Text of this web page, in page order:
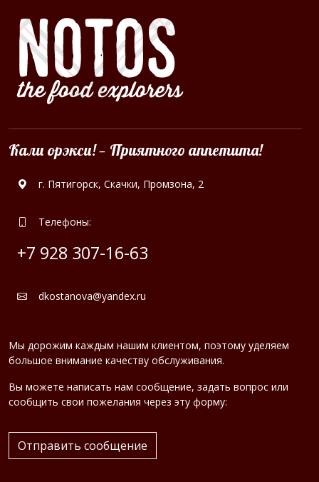
Кали орэкси! — Приятного аппетита!
г. Пятигорск, Скачки, Промзона, 2
Телефоны:
+7 928 307-16-63
dkostanova@yandex.ru
Мы дорожим каждым нашим клиентом, поэтому уделяем
большое внимание качеству обслуживания.
Вы можете написать нам сообщение, задать вопрос или
сообщить свои пожелания через эту форму:
Отправить сообщение